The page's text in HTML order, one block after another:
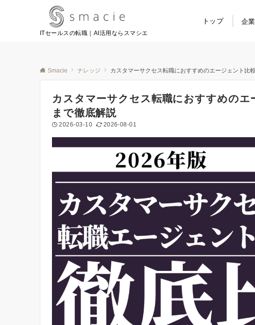
ITセールスの転職｜AI活用ならスマシエ
トップ 企業
Smacie ナレッジ カスタマーサクセス転職におすすめのエージェント比
カスタマーサクセス転職におすすめのエ
まで徹底解説
2026-03-10 2026-08-01